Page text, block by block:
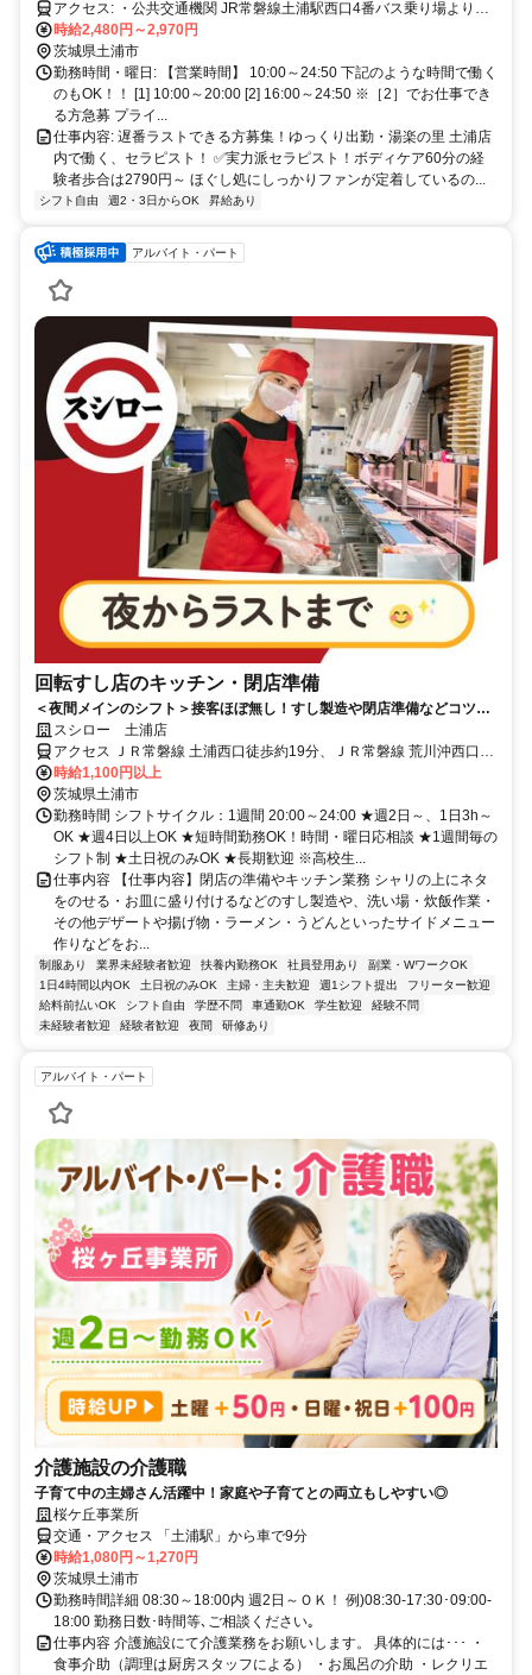
アクセス: ・公共交通機関 JR常磐線土浦駅西口4番バス乗り場より
「神立駅行き」もしくは「協同病院行き」乗車 「真鍋新町中央」又
は「真鍋新町」にて下車徒歩2分
時給2,480円～2,970円
茨城県土浦市
勤務時間・曜日: 【営業時間】 10:00～24:50 下記のような時間で働く
のもOK！！ [1] 10:00～20:00 [2] 16:00～24:50 ※［2］でお仕事でき
る方急募 プライ...
仕事内容: 遅番ラストできる方募集！ゆっくり出勤・湯楽の里 土浦店
内で働く、セラピスト！ ✅️実力派セラピスト！ボディケア60分の経
験者歩合は2790円～ ほぐし処にしっかりファンが定着しているの...
シフト自由 週2・3日からOK 昇給あり
アルバイト・パート
回転すし店のキッチン・閉店準備
＜夜間メインのシフト＞接客ほぼ無し！すし製造や閉店準備などコツコ
ツ働ける
スシロー 土浦店
アクセス ＪＲ常磐線 土浦西口徒歩約19分、ＪＲ常磐線 荒川沖西口徒
歩約82分、ＪＲ常磐線 神立西口徒歩約90分
時給1,100円以上
茨城県土浦市
勤務時間 シフトサイクル：1週間 20:00～24:00 ★週2日～、1日3h～
OK ★週4日以上OK ★短時間勤務OK！時間・曜日応相談 ★1週間毎の
シフト制 ★土日祝のみOK ★長期歓迎 ※高校生...
仕事内容 【仕事内容】閉店の準備やキッチン業務 シャリの上にネタ
をのせる・お皿に盛り付けるなどのすし製造や、洗い場・炊飯作業・
その他デザートや揚げ物・ラーメン・うどんといったサイドメニュー
作りなどをお...
制服あり 業界未経験者歓迎 扶養内勤務OK 社員登用あり
副業・WワークOK
1日4時間以内OK
土日祝のみOK 主婦・主夫歓迎 週1シフト提出
フリーター歓迎
給料前払いOK
シフト自由 学歴不問 車通勤OK 学生歓迎
経験不問
未経験者歓迎
経験者歓迎 夜間 研修あり
アルバイト・パート
介護施設の介護職
子育て中の主婦さん活躍中！家庭や子育てとの両立もしやすい◎
桜ケ丘事業所
交通・アクセス 「土浦駅」から車で9分
時給1,080円～1,270円
茨城県土浦市
勤務時間詳細 08:30～18:00内 週2日～ＯＫ！ 例)08:30-17:30･09:00-
18:00 勤務日数･時間等､ご相談ください｡
仕事内容 介護施設にて介護業務をお願いします。 具体的には･･･ ・
食事介助（調理は厨房スタッフによる） ・お風呂の介助 ・レクリエ